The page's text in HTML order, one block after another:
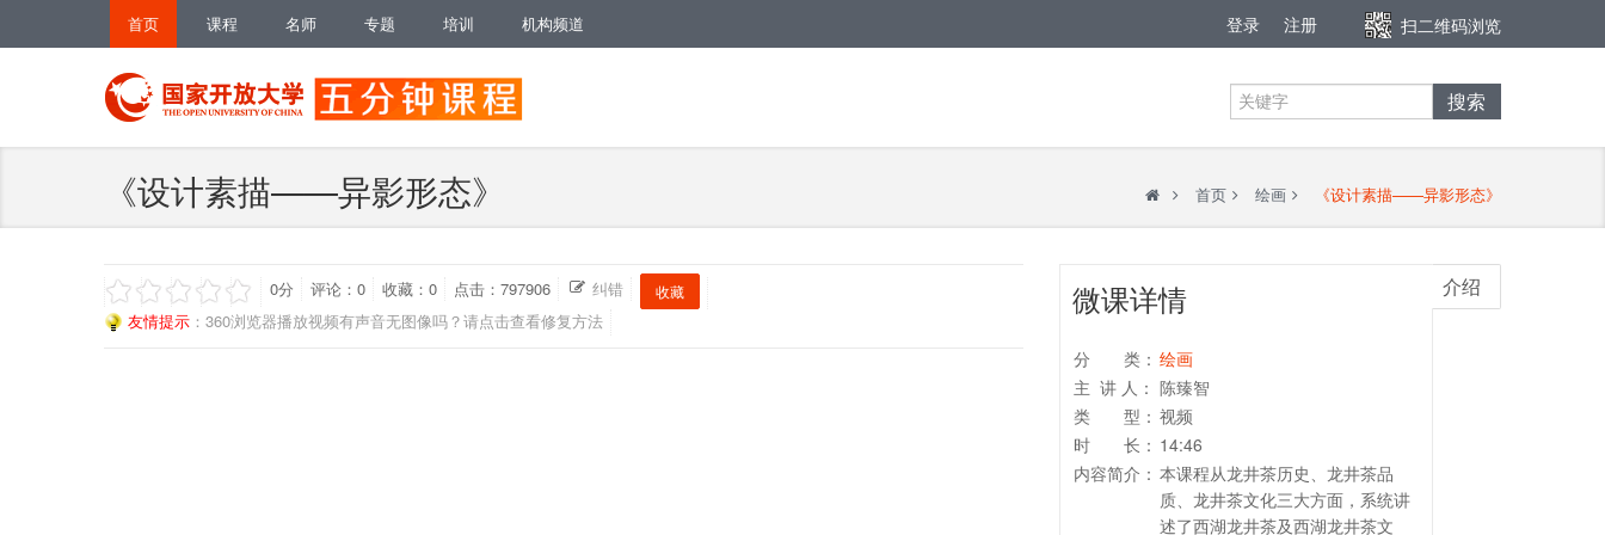
扫二维码浏览
登录 注册
首页 课程 名师 专题 培训 机构频道
搜索
《设计素描——异影形态》 首页 绘画 《设计素描——异影形态》
0分 评论： 0 收藏： 0 点击：797906 纠错 收藏
友情提示 ：360浏览器播放视频有声音无图像吗？请点击查看修复方法
介绍
微课详情
分 类： 绘画
主 讲 人： 陈臻智
类 型： 视频
时 长： 14:46
内容简介： 本课程从龙井茶历史、龙井茶品
质、龙井茶文化三大方面，系统讲
述了西湖龙井茶及西湖龙井茶文